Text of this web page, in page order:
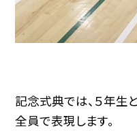
記念式典では、５年生
全員で表現します。